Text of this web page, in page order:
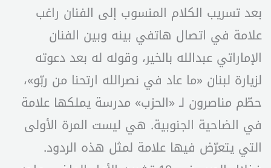
بعد تسريب الكلام المنسوب إلى الفنان راغب
علامة في اتصال هاتفي بينه وبين الفنان
الإماراتي عبدالله بالخير، وقوله له بعد دعوته
لزيارة لبنان «ما عاد في نصرالله ارتحنا من ربّو»،
حطّم مناصرون لـ «الحزب» مدرسة يملكها علامة
في الضاحية الجنوبية. هي ليست المرة الأولى
التي يتعرّض فيها علامة لمثل هذه الردود.